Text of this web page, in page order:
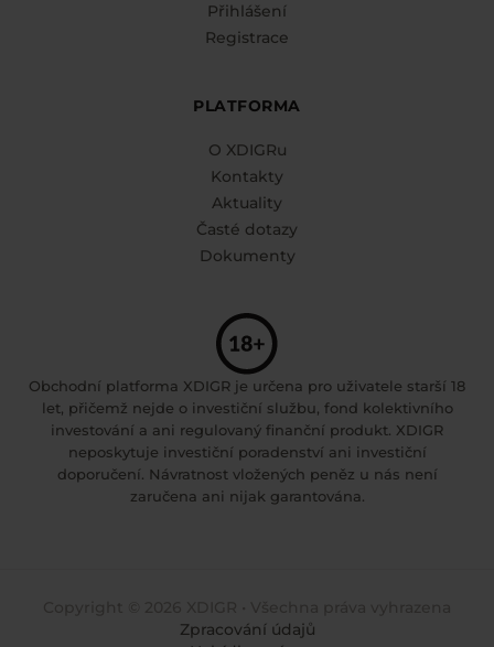
Přihlášení
Registrace
PLATFORMA
O XDIGRu
Kontakty
Aktuality
Časté dotazy
Dokumenty
Obchodní platforma XDIGR je určena pro uživatele starší 18
let, přičemž nejde o investiční službu, fond kolektivního
investování a ani regulovaný finanční produkt. XDIGR
neposkytuje investiční poradenství ani investiční
doporučení. Návratnost vložených peněz u nás není
zaručena ani nijak garantována.
Zpracování údajů